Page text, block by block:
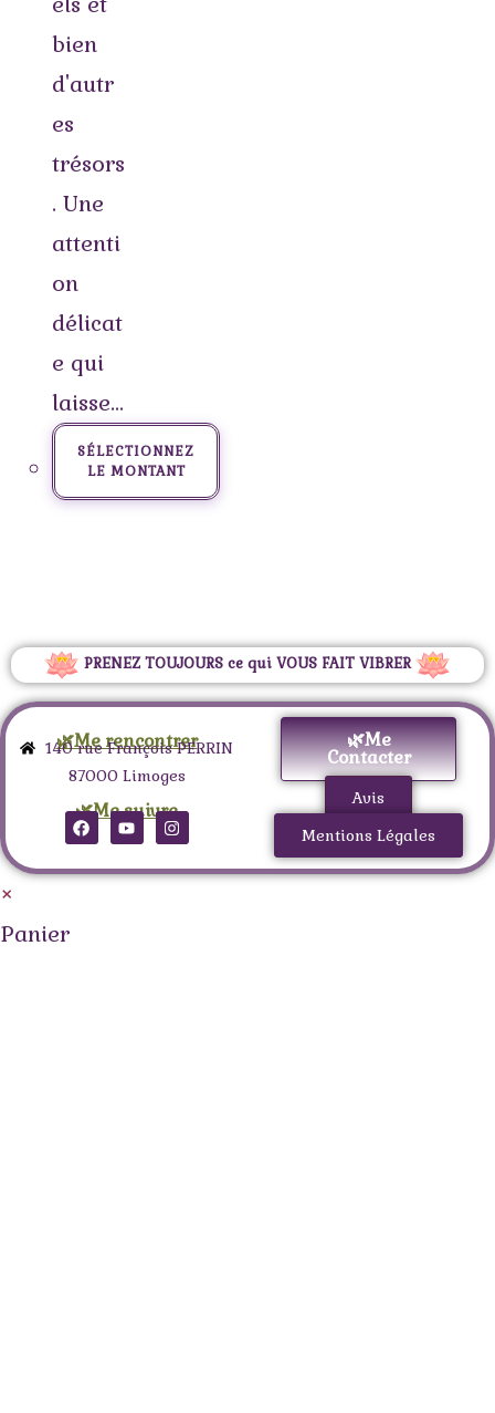
bien
d'autr
es
trésors
. Une
attenti
on
délicat
e qui
laisse…
SÉLECTIONNEZ
LE MONTANT
PRENEZ TOUJOURS ce qui VOUS FAIT VIBRER
🌿Me rencontrer
140 rue François PERRIN
87000 Limoges
🌿Me
Contacter
🌿Me suivre
Avis
Mentions Légales
×
Panier